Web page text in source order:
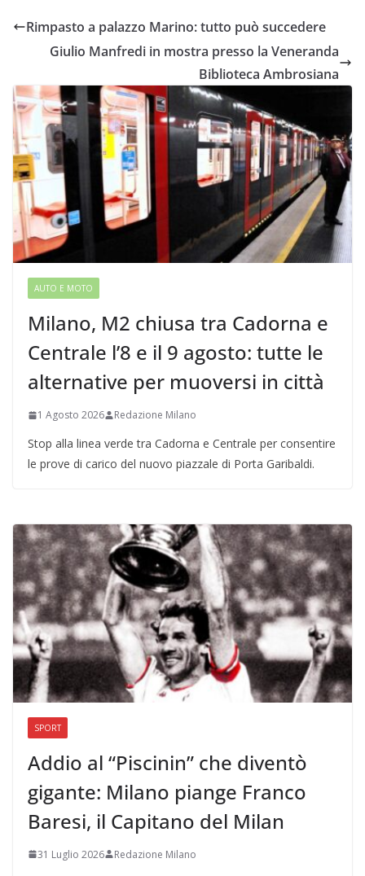
Rimpasto a palazzo Marino: tutto può succedere
Giulio Manfredi in mostra presso la Veneranda
Biblioteca Ambrosiana
AUTO E MOTO
Milano, M2 chiusa tra Cadorna e
Centrale l’8 e il 9 agosto: tutte le
alternative per muoversi in città
1 Agosto 2026 Redazione Milano
Stop alla linea verde tra Cadorna e Centrale per consentire
le prove di carico del nuovo piazzale di Porta Garibaldi.
SPORT
Addio al “Piscinin” che diventò
gigante: Milano piange Franco
Baresi, il Capitano del Milan
31 Luglio 2026 Redazione Milano